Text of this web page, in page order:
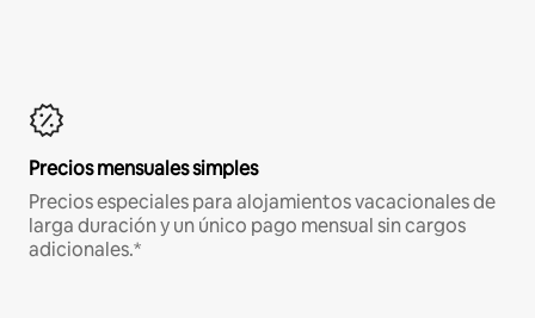
Precios mensuales simples
Precios especiales para alojamientos vacacionales de
larga duración y un único pago mensual sin cargos
adicionales.*